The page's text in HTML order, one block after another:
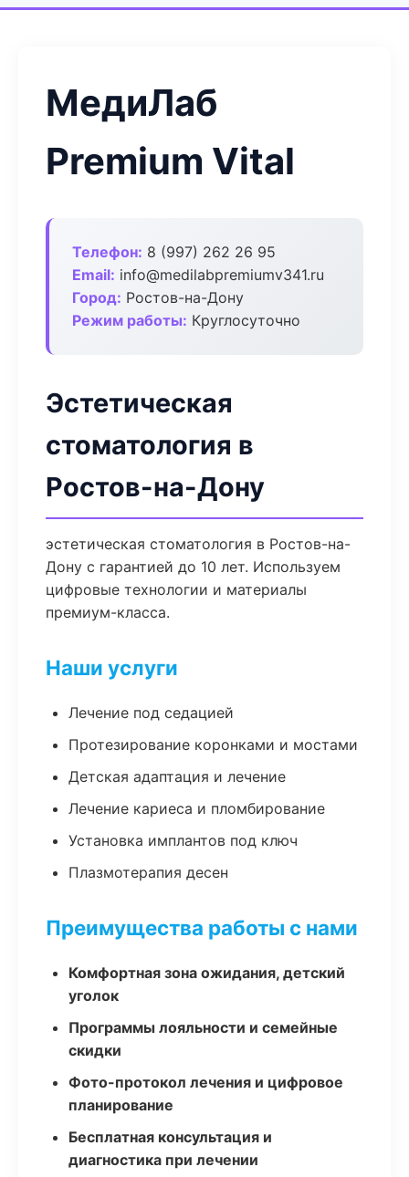
МедиЛаб
Premium Vital
Телефон: 8 (997) 262 26 95
Email: info@medilabpremiumv341.ru
Город: Ростов-на-Дону
Режим работы: Круглосуточно
Эстетическая
стоматология в
Ростов-на-Дону
эстетическая стоматология в Ростов-на-
Дону с гарантией до 10 лет. Используем
цифровые технологии и материалы
премиум-класса.
Наши услуги
Лечение под седацией
Протезирование коронками и мостами
Детская адаптация и лечение
Лечение кариеса и пломбирование
Установка имплантов под ключ
Плазмотерапия десен
Преимущества работы с нами
Комфортная зона ожидания, детский
уголок
Программы лояльности и семейные
скидки
Фото-протокол лечения и цифровое
планирование
Бесплатная консультация и
диагностика при лечении